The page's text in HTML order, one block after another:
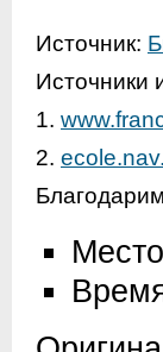
Источник:
Источники
1.
2.
Благодарим